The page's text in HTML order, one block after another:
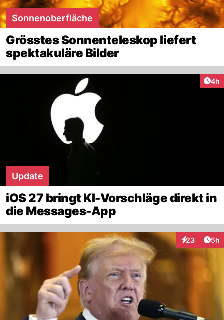
Sonnenoberfläche
Grösstes Sonnenteleskop liefert
spektakuläre Bilder
4h
Update
iOS 27 bringt KI-Vorschläge direkt in
die Messages-App
23
Interaktionen
5h